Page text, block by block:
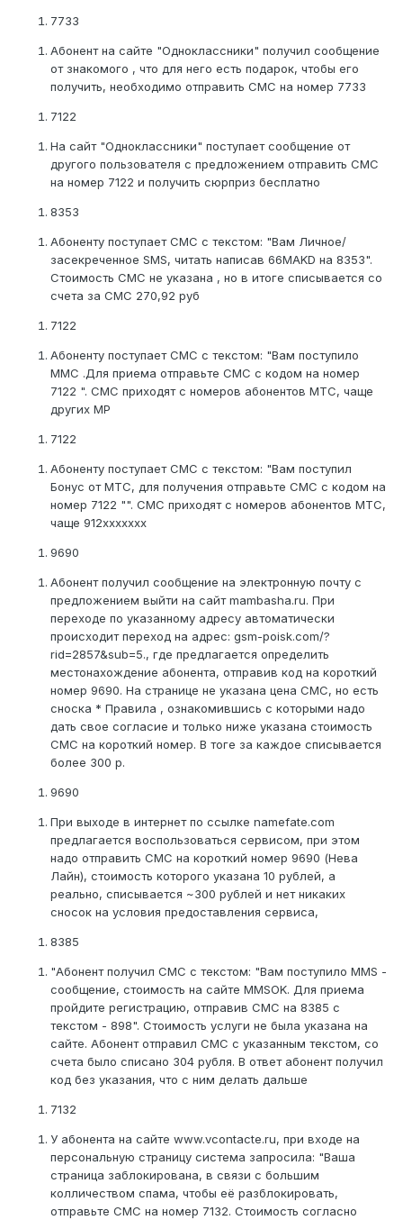
7733
Абонент на сайте "Одноклассники" получил сообщение
от знакомого , что для него есть подарок, чтобы его
получить, необходимо отправить СМС на номер 7733
7122
На сайт "Одноклассники" поступает сообщение от
другого пользователя с предложением отправить СМС
на номер 7122 и получить сюрприз бесплатно
8353
Абоненту поступает СМС с текстом: "Вам Личное/
засекреченное SMS, читать написав 66MAKD на 8353".
Стоимость СМС не указана , но в итоге списывается со
счета за СМС 270,92 руб
7122
Абоненту поступает СМС с текстом: "Вам поступило
ММС .Для приема отправьте СМС с кодом на номер
7122 ". СМС приходят с номеров абонентов МТС, чаще
других МР
7122
Абоненту поступает СМС с текстом: "Вам поступил
Бонус от МТС, для получения отправьте СМС с кодом на
номер 7122 "". СМС приходят с номеров абонентов МТС,
чаще 912ххххххх
9690
Абонент получил сообщение на электронную почту с
предложением выйти на сайт mambasha.ru. При
переходе по указанному адресу автоматически
происходит переход на адрес: gsm-poisk.com/?
rid=2857&sub=5., где предлагается определить
местонахождение абонента, отправив код на короткий
номер 9690. На странице не указана цена СМС, но есть
сноска * Правила , ознакомившись с которыми надо
дать свое согласие и только ниже указана стоимость
СМС на короткий номер. В тоге за каждое списывается
более 300 р.
9690
При выходе в интернет по ссылке namefate.com
предлагается воспользоваться сервисом, при этом
надо отправить СМС на короткий номер 9690 (Нева
Лайн), стоимость которого указана 10 рублей, а
реально, списывается ~300 рублей и нет никаких
сносок на условия предоставления сервиса,
8385
"Абонент получил СМС с текстом: "Вам поступило MMS -
сообщение, стоимость на сайте MMSOK. Для приема
пройдите регистрацию, отправив СМС на 8385 с
текстом - 898". Стоимость услуги не была указана на
сайте. Абонент отправил СМС с указанным текстом, со
счета было списано 304 рубля. В ответ абонент получил
код без указания, что с ним делать дальше
7132
У абонента на сайте www.vcontacte.ru, при входе на
персональную страницу система запросила: "Ваша
страница заблокирована, в связи с большим
колличеством спама, чтобы её разблокировать,
отправьте СМС на номер 7132. Стоимость согласно